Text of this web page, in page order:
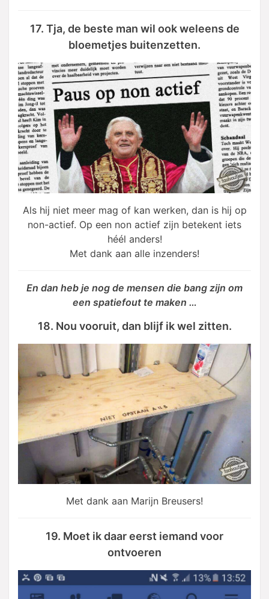
17. Tja, de beste man wil ook weleens de
bloemetjes buitenzetten.
Als hij niet meer mag of kan werken, dan is hij op
non-actief. Op een non actief zijn betekent iets
héél anders!
Met dank aan alle inzenders!
En dan heb je nog de mensen die bang zijn om
een spatiefout te maken …
18. Nou vooruit, dan blijf ik wel zitten.
Met dank aan Marijn Breusers!
19. Moet ik daar eerst iemand voor
ontvoeren